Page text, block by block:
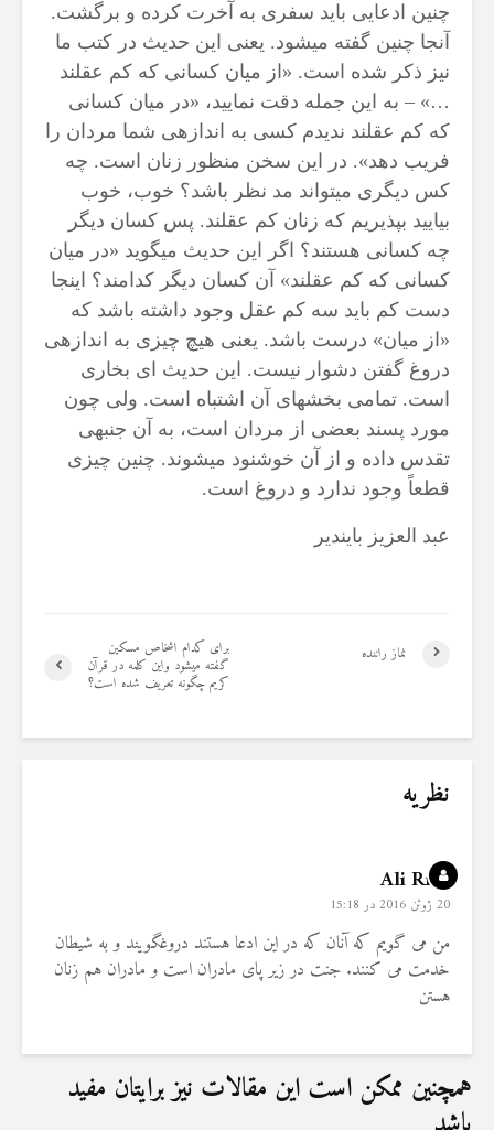
چنین ادعایی باید سفری به آخرت کرده و برگشت.
آنجا چنین گفته می­شود. یعنی این حدیث در کتب ما
نیز ذکر شده است. «از میان کسانی که کم عقلند
…» – به این جمله دقت نمایید، «در میان کسانی
که کم عقلند ندیدم کسی به اندازه­ی شما مردان را
فریب دهد». در این سخن منظور زنان است. چه
کس دیگری می­تواند مد نظر باشد؟ خوب، خوب
بیایید بپذیریم که زنان کم عقلند. پس کسان دیگر
چه کسانی هستند؟ اگر این حدیث می­گوید «در میان
کسانی که کم عقلند» آن کسان دیگر کدامند؟ اینجا
دست کم باید سه کم عقل وجود داشته باشد که
«از میان» درست باشد. یعنی هیچ چیزی به اندازه­ی
دروغ گفتن دشوار نیست. این حدیث ای بخاری
است. تمامی بخش­های آن اشتباه است. ولی چون
مورد پسند بعضی از مردان است، به آن جنبه­ی
تقدس داده و از آن خوشنود می­شوند. چنین چیزی
قطعاً وجود ندارد و دروغ است.
عبد العزیز بایندیر
برای کدام اشخاص مسکین
گفته میشود واین کلمه در قرآن
کریم چگونه تعریف شده است؟
نماز راننده
نظریه
Ali Rıza
20 ژوئن 2016 در 15:18
من می گویم که آنان که در این ادعا هستند دروغگویند و به شیطان
خدمت می کنند. جنت در زیر پای مادران است و مادران هم زنان
هستن
همچنین ممکن است این مقالات نیز برایتان مفید
22 نمایش ها
آیا اگر مسلمانی فردی
غیرمسلمان را بکشد، حکم
قصاص درباره او اجرا
می‌شود؟
19 جولای 2026
37 نمایش ها
24 نمایش ها
منظور از
ساختن یا
15 نمایش ها